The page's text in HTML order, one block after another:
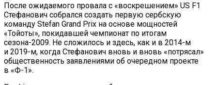
После ожидаемого провала с «воскрешением» US F1
Стефанович собрался создать первую сербскую
команду Stefan Grand Prix на основе мощностей
«Тойоты», покидавшей чемпионат по итогам
сезона-2009. Не сложилось и здесь, как и в 2014-м
и 2019-м, когда Стефанович вновь и вновь «потрясал»
общественность заявлениями об очередном проекте
в «Ф-1».